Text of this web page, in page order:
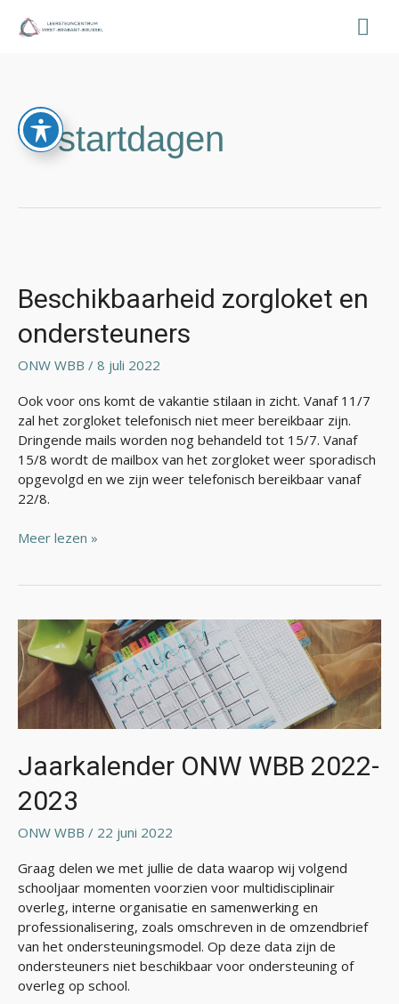
naar
startdagen
Beschikbaarheid zorgloket en
ondersteuners
ONW WBB / 8 juli 2022
Ook voor ons komt de vakantie stilaan in zicht. Vanaf 11/7
zal het zorgloket telefonisch niet meer bereikbaar zijn.
Dringende mails worden nog behandeld tot 15/7. Vanaf
15/8 wordt de mailbox van het zorgloket weer sporadisch
opgevolgd en we zijn weer telefonisch bereikbaar vanaf
22/8.
en
ondersteuners
Meer lezen »
Jaarkalender ONW WBB 2022-
2023
ONW WBB / 22 juni 2022
Graag delen we met jullie de data waarop wij volgend
schooljaar momenten voorzien voor multidisciplinair
overleg, interne organisatie en samenwerking en
professionalisering, zoals omschreven in de omzendbrief
van het ondersteuningsmodel. Op deze data zijn de
ondersteuners niet beschikbaar voor ondersteuning of
overleg op school.
Jaarkalender
ONW
WBB
2022-
2023